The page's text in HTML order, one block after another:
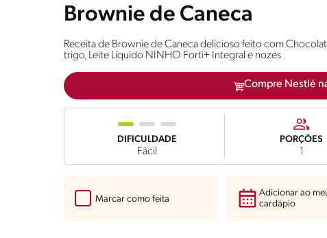
Brownie de Caneca
Receita de Brownie de Caneca delicioso feito com
trigo, Leite Líquido NINHO Forti+ Integral e nozes
Compre Nestlé
DIFICULDADE
Fácil
PORÇÕES
Marcar como feita
Adicionar ao
cardápio